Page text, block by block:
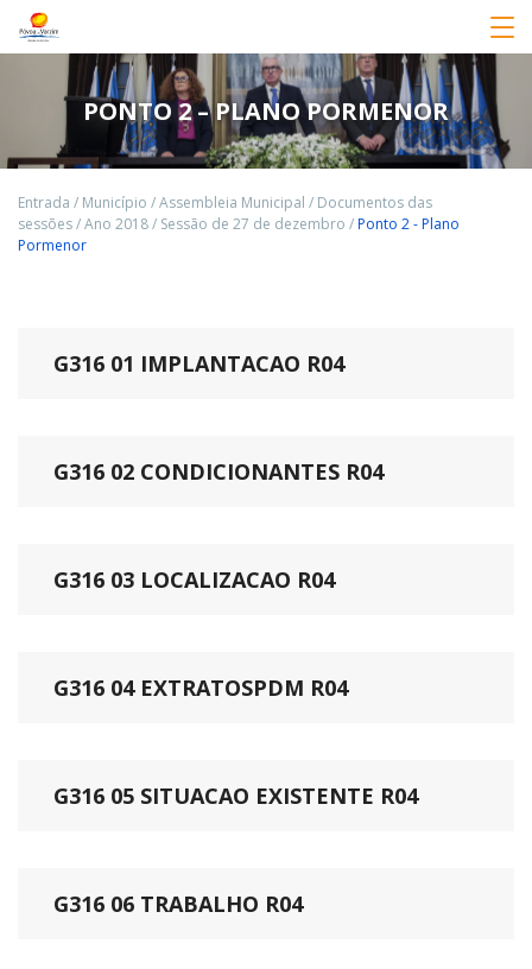
PONTO 2 – PLANO PORMENOR
Entrada / Município /Assembleia Municipal / Documentos das
sessões/Ano 2018/ Sessão de 27 de dezembro /Ponto 2 - Plano
Pormenor
G316 01 IMPLANTACAO R04
G316 02 CONDICIONANTES R04
G316 03 LOCALIZACAO R04
G316 04 EXTRATOSPDM R04
G316 05 SITUACAO EXISTENTE R04
G316 06 TRABALHO R04